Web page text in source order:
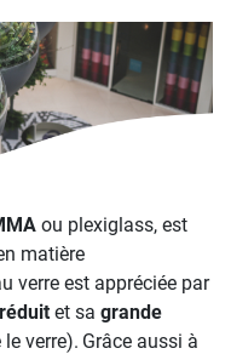
ou plexiglass, est
matière
verre est appréciée par
et sa grande
verre). Grâce aussi à